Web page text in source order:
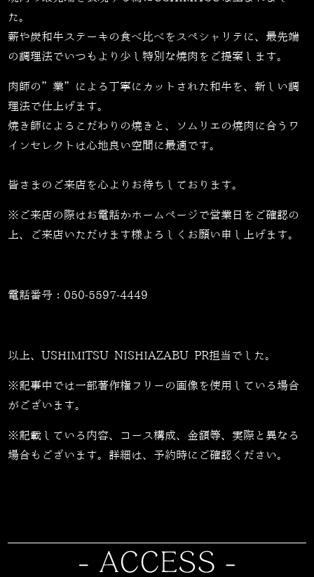
た。
薪や炭和牛ステーキの食べ比べをスペシャリテに、最先端
の調理法でいつもより少し特別な焼肉をご提案します。
肉師の”業”による丁寧にカットされた和牛を、新しい調
理法で仕上げます。
焼き師によるこだわりの焼きと、ソムリエの焼肉に合うワ
インセレクトは心地良い空間に最適です。
皆さまのご来店を心よりお待ちしております。
※ご来店の際はお電話かホームページで営業日をご確認の
上、ご来店いただけます様よろしくお願い申し上げます。
電話番号： 050-5597-4449
以上、USHIMITSU NISHIAZABU PR担当でした。
※記事中では一部著作権フリーの画像を使用している場合
がございます。
※記載している内容、コース構成、金額等、実際と異なる
場合もございます。詳細は、予約時にご確認ください。